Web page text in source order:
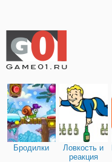
Бродилки
Ловкость и
реакция